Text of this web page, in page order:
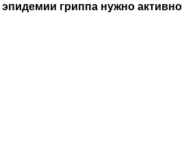
гриппа нужно